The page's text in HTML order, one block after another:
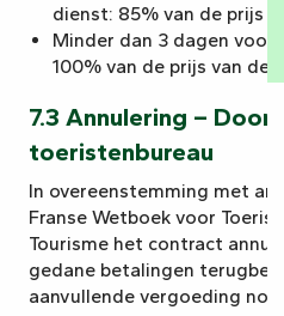
dienst: 85% van de prijs
Minder dan 3 dagen voor
100% van de prijs van de
7.3 Annulering – Door
toeristenbureau
In overeenstemming met
Franse Wetboek voor
Tourisme het contract
gedane betalingen
aanvullende vergoeding